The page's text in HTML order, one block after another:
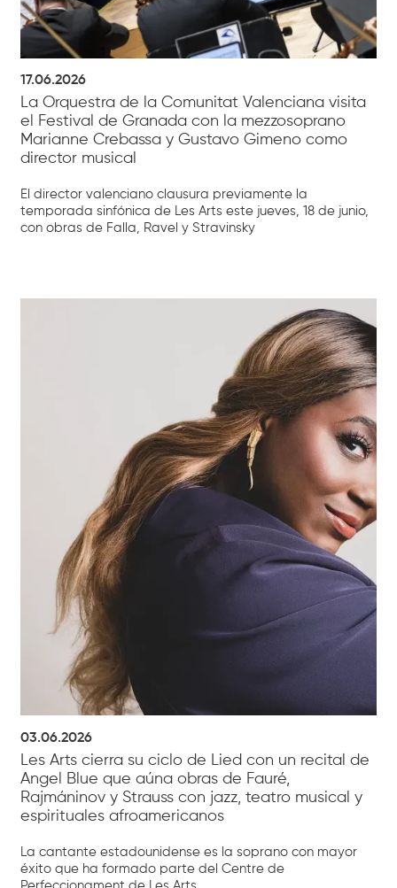
17.06.2026
La Orquestra de la Comunitat Valenciana visita
el Festival de Granada con la mezzosoprano
Marianne Crebassa y Gustavo Gimeno como
director musical
El director valenciano clausura previamente la
temporada sinfónica de Les Arts este jueves, 18 de junio,
con obras de Falla, Ravel y Stravinsky
03.06.2026
Les Arts cierra su ciclo de Lied con un recital de
Angel Blue que aúna obras de Fauré,
Rajmáninov y Strauss con jazz, teatro musical y
espirituales afroamericanos
La cantante estadounidense es la soprano con mayor
éxito que ha formado parte del Centre de